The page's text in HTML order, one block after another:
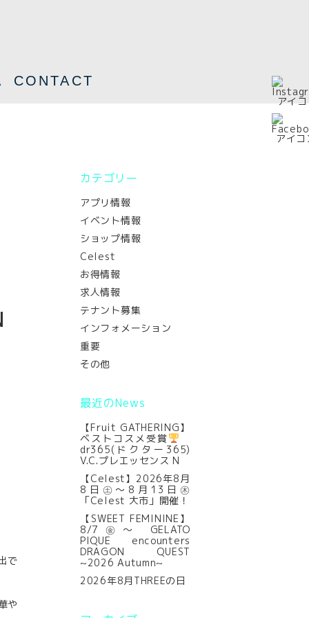
CONTACT
で
や
カテゴリー
アプリ情報
イベント情報
ショップ情報
Celest
お得情報
求人情報
テナント募集
インフォメーション
重要
その他
最近のNews
【Fruit GATHERING】
ベストコスメ受賞
dr365(ドクター365)
V.C.プレエッセンス N
【Celest】2026年8月
8日㊏～8月13日㊍
「Celest 大市」開催！
【SWEET FEMININE】
8/7㊎～ GELATO
PIQUE encounters
DRAGON QUEST
~2026 Autumn~
2026年8月THREEの日